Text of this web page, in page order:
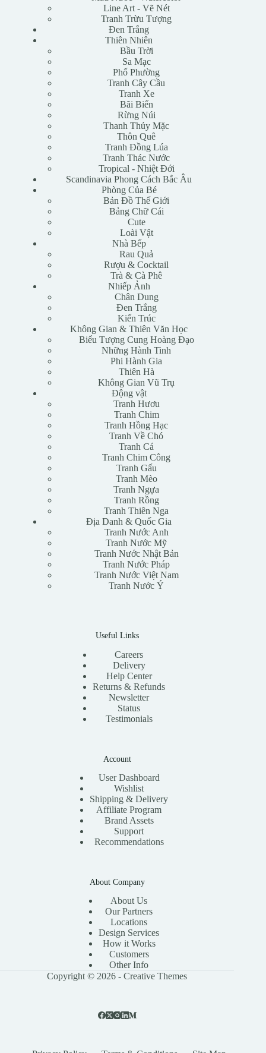
Line Art - Vẽ Nét
Tranh Trừu Tượng
Đen Trắng
Thiên Nhiên
Bầu Trời
Sa Mạc
Phố Phường
Tranh Cây Cầu
Tranh Xe
Bãi Biển
Rừng Núi
Thanh Thủy Mặc
Thôn Quê
Tranh Đồng Lúa
Tranh Thác Nước
Tropical - Nhiệt Đới
Scandinavia Phong Cách Bắc Âu
Phòng Của Bé
Bản Đồ Thế Giới
Bảng Chữ Cái
Cute
Loài Vật
Nhà Bếp
Rau Quả
Rượu & Cocktail
Trà & Cà Phê
Nhiếp Ảnh
Chân Dung
Đen Trắng
Kiến Trúc
Không Gian & Thiên Văn Học
Biểu Tượng Cung Hoàng Đạo
Những Hành Tinh
Phi Hành Gia
Thiên Hà
Không Gian Vũ Trụ
Động vật
Tranh Hươu
Tranh Chim
Tranh Hồng Hạc
Tranh Về Chó
Tranh Cá
Tranh Chim Công
Tranh Gấu
Tranh Mèo
Tranh Ngựa
Tranh Rồng
Tranh Thiên Nga
Địa Danh & Quốc Gia
Tranh Nước Anh
Tranh Nước Mỹ
Tranh Nước Nhật Bản
Tranh Nước Pháp
Tranh Nước Việt Nam
Tranh Nước Ý
Useful Links
Careers
Delivery
Help Center
Returns & Refunds
Newsletter
Status
Testimonials
Account
User Dashboard
Wishlist
Shipping & Delivery
Affiliate Program
Brand Assets
Support
Recommendations
About Company
About Us
Our Partners
Locations
Design Services
How it Works
Customers
Other Info
Copyright © 2026 -Creative Themes